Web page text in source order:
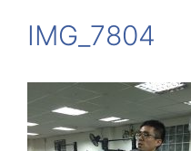
IMG_7804